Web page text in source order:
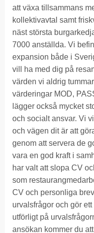
att växa tillsammans
kollektivavtal samt
näst största
7000 anställda. Vi
expansion både i
vill ha med dig på
värden vi aldrig
värderingar MOD,
lägger också mycket
och socialt ansvar. Vi
och vägen dit är att
genom att servera de
vara en god kraft i
har valt att slopa CV
som
CV och personliga
urvalsfrågor och gör
utförligt på
ansökan kommer du